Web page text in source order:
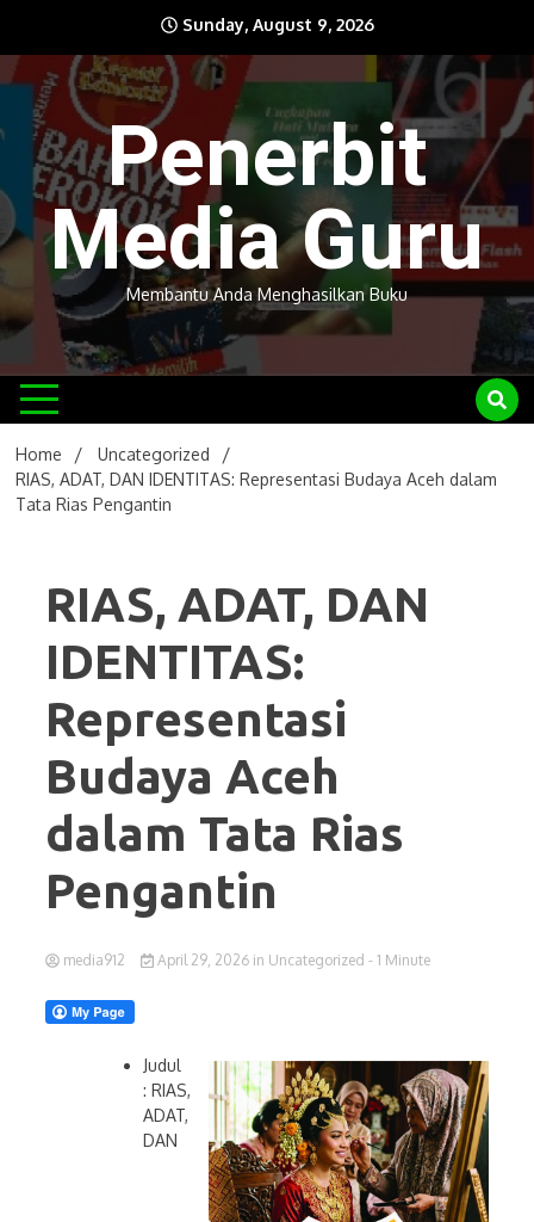
content
Sunday, August 9, 2026
Penerbit
Media Guru
Membantu Anda Menghasilkan Buku
Home
Uncategorized
RIAS, ADAT, DAN IDENTITAS: Representasi Budaya Aceh dalam
Tata Rias Pengantin
RIAS, ADAT, DAN
IDENTITAS:
Representasi
Budaya Aceh
dalam Tata Rias
Pengantin
media912 April 29, 2026 in Uncategorized - 1 Minute
Judul
: RIAS,
ADAT,
DAN